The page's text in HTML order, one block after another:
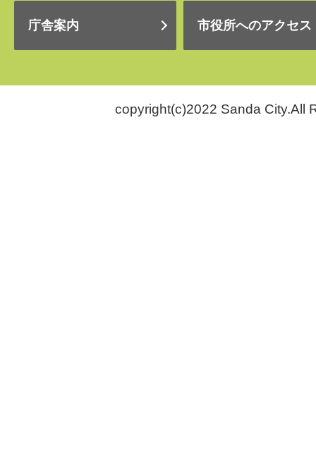
庁舎案内 市役所へのアクセス
copyright(c)2022 Sanda City.All